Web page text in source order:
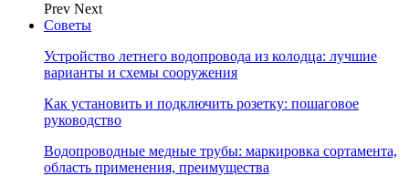
Prev Next
Советы
Устройство летнего водопровода из колодца: лучшие
варианты и схемы сооружения
Как установить и подключить розетку: пошаговое
руководство
Водопроводные медные трубы: маркировка сортамента,
область применения, преимущества